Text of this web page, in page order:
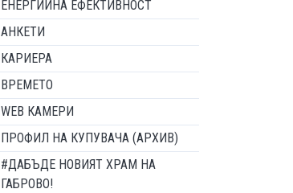
ЕНЕРГИЙНА ЕФЕКТИВНОСТ
АНКЕТИ
КАРИЕРА
ВРЕМЕТО
WEB КАМЕРИ
ПРОФИЛ НА КУПУВАЧА (АРХИВ)
#ДАБЪДЕ НОВИЯТ ХРАМ НА
ГАБРОВО!